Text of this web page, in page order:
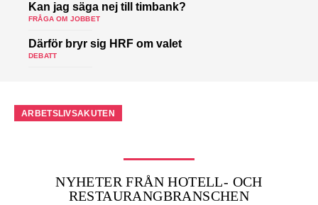
Kan jag säga nej till timbank?
FRÅGA OM JOBBET
Därför bryr sig HRF om valet
DEBATT
ARBETSLIVSAKUTEN
NYHETER FRÅN HOTELL- OCH
RESTAURANGBRANSCHEN